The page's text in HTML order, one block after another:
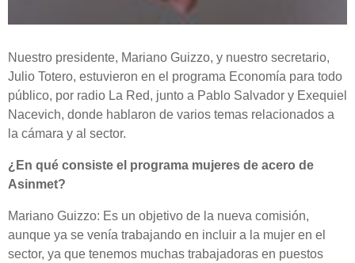
Nuestro presidente, Mariano Guizzo, y nuestro secretario,
Julio Totero, estuvieron en el programa Economía para todo
público, por radio La Red, junto a Pablo Salvador y Exequiel
Nacevich, donde hablaron de varios temas relacionados a
la cámara y al sector.
¿En qué consiste el programa mujeres de acero de
Asinmet?
Mariano Guizzo: Es un objetivo de la nueva comisión,
aunque ya se venía trabajando en incluir a la mujer en el
sector, ya que tenemos muchas trabajadoras en puestos